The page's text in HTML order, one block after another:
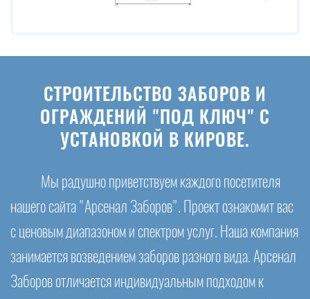
СТРОИТЕЛЬСТВО ЗАБОРОВ И
ОГРАЖДЕНИЙ "ПОД КЛЮЧ" С
УСТАНОВКОЙ В КИРОВЕ.
Мы радушно приветствуем каждого посетителя
нашего сайта "Арсенал Заборов". Проект ознакомит вас
с ценовым диапазоном и спектром услуг. Наша компания
занимается возведением заборов разного вида. Арсенал
Заборов отличается индивидуальным подходом к